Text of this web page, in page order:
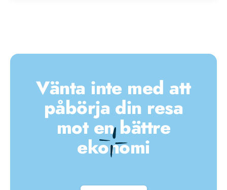
Vänta inte med att
påbörja din resa
mot en bättre
ekonomi